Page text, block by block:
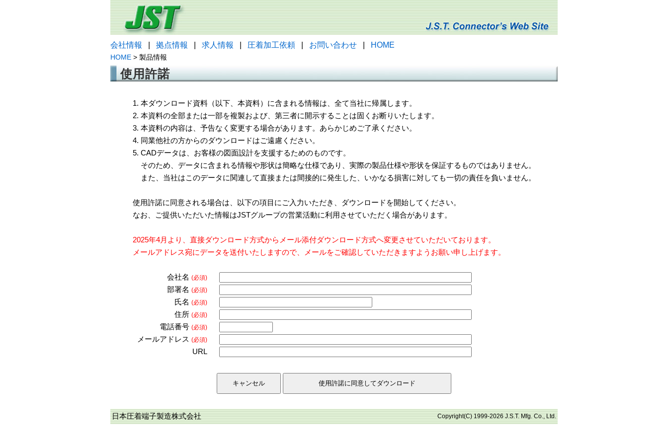
会社情報 拠点情報 求人情報 圧着加工依頼 お問い合わせ HOME
HOME > 製品情報
使用許諾
1. 本ダウンロード資料（以下、本資料）に含まれる情報は、全て当社に帰属します。
2. 本資料の全部または一部を複製および、第三者に開示することは固くお断りいたします。
3. 本資料の内容は、予告なく変更する場合があります。あらかじめご了承ください。
4. 同業他社の方からのダウンロードはご遠慮ください。
5. CADデータは、お客様の図面設計を支援するためのものです。
そのため、データに含まれる情報や形状は簡略な仕様であり、実際の製品仕様や形状を保証するものではありません。
また、当社はこのデータに関連して直接または間接的に発生した、いかなる損害に対しても一切の責任を負いません。
使用許諾に同意される場合は、以下の項目にご入力いただき、ダウンロードを開始してください。
なお、ご提供いただいた情報はJSTグループの営業活動に利用させていただく場合があります。
2025年4月より、直接ダウンロード方式からメール添付ダウンロード方式へ変更させていただいております。
メールアドレス宛にデータを送付いたしますので、メールをご確認していただきますようお願い申し上げます。
会社名 (必須)
部署名 (必須)
氏名 (必須)
住所 (必須)
電話番号 (必須)
メールアドレス (必須)
URL
日本圧着端子製造株式会社 Copyright(C) 1999-2026 J.S.T. Mfg. Co., Ltd.